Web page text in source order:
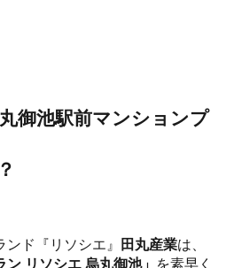
御池駅前マンションプ
ド『リソシエ』 田丸産業は、
ン リソシエ 烏丸御池」 を素早く